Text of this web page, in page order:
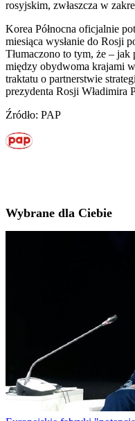
rosyjskim, zwłaszcza w
Korea Północna oficjalnie
miesiąca wysłanie do Rosji
Tłumaczono to tym, że –
między obydwoma krajami
traktatu o partnerstwie
prezydenta Rosji Władimira
Źródło: PAP
Wybrane dla Ciebie